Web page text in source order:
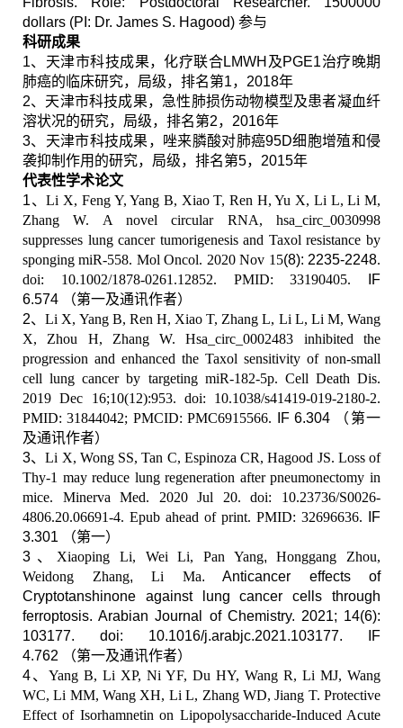
dollars (PI: Dr. James S. Hagood) 参与
科研成果
1、天津市科技成果，化疗联合LMWH 及PGE1治疗晚期
肺癌的临床研究，局级，排名第1， 2018年
2、天津市科技成果，急性肺损伤动物模型及患者凝血纤
溶状况的研究，局级，排名第2， 2016年
3、天津市科技成果，唑来膦酸对肺癌95D细胞增殖和侵
袭抑制作用的研究，局级，排名第5， 2015年
代表性学术论文
1、Li X, Feng Y, Yang B, Xiao T, Ren H, Yu X, Li L, Li M,
Zhang W. A novel circular RNA, hsa_circ_0030998
suppresses lung cancer tumorigenesis and Taxol resistance by
sponging miR-558. Mol Oncol. 2020 Nov 15(8): 2235-2248.
doi: 10.1002/1878-0261.12852. PMID: 33190405. IF
6.574
（第一及通讯作者）
2、Li X, Yang B, Ren H, Xiao T, Zhang L, Li L, Li M, Wang
X, Zhou H, Zhang W. Hsa_circ_0002483 inhibited the
progression and enhanced the Taxol sensitivity of non-small
cell lung cancer by targeting miR-182-5p. Cell Death Dis.
2019 Dec 16;10(12):953. doi: 10.1038/s41419-019-2180-2.
PMID: 31844042; PMCID: PMC6915566. IF 6.304
（第一
及通讯作者）
3、Li X, Wong SS, Tan C, Espinoza CR, Hagood JS. Loss of
Thy-1 may reduce lung regeneration after pneumonectomy in
mice. Minerva Med. 2020 Jul 20. doi: 10.23736/S0026-
4806.20.06691-4. Epub ahead of print. PMID: 32696636. IF
3.301
（第一）
3 、 Xiaoping Li, Wei Li, Pan Yang, Honggang Zhou,
Weidong Zhang, Li Ma. Anticancer effects of
Cryptotanshinone against lung cancer cells through
ferroptosis. Arabian Journal of Chemistry. 2021; 14(6):
103177. doi: 10.1016/j.arabjc.2021.103177. IF
4.762
（第一及通讯作者）
4、 Yang B, Li XP, Ni YF, Du HY, Wang R, Li MJ, Wang
WC, Li MM, Wang XH, Li L, Zhang WD, Jiang T. Protective
Effect of Isorhamnetin on Lipopolysaccharide-Induced Acute